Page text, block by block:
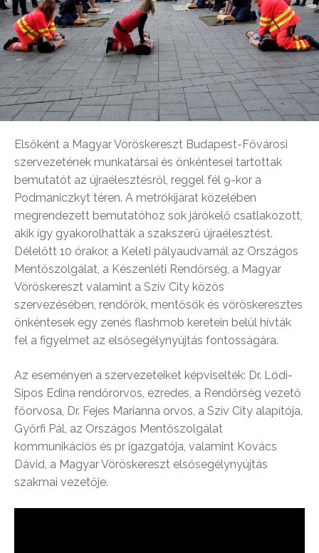
Elsőként a Magyar Vöröskereszt Budapest-Fővárosi
szervezetének munkatársai és önkéntesei tartottak
bemutatót az újraélesztésről, reggel fél 9-kor a
Podmaniczkyt téren. A metrókijárat közelében
megrendezett bemutatóhoz sok járókelő csatlakozott,
akik így gyakorolhatták a szakszerű újraélesztést.
Délelőtt 10 órakor, a Keleti pályaudvarnál az Országos
Mentőszolgálat, a Készenléti Rendőrség, a Magyar
Vöröskereszt valamint a Szív City közös
szervezésében, rendőrök, mentősök és vöröskeresztes
önkéntesek egy zenés flashmob keretein belül hívták
fel a figyelmet az elsősegélynyújtás fontosságára.
Az eseményen a szervezeteiket képviselték: Dr. Lódi-
Sipos Edina rendőrorvos, ezredes, a Rendőrség vezető
főorvosa, Dr. Fejes Marianna orvos, a Szív City alapítója,
Győrfi Pál, az Országos Mentőszolgálat
kommunikációs és pr igazgatója, valamint Kovács
Dávid, a Magyar Vöröskereszt elsősegélynyújtás
szakmai vezetője.